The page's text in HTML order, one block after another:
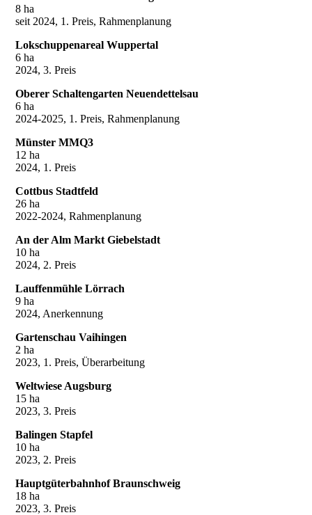
8 ha
seit 2024, 1. Preis, Rahmenplanung
Lokschuppenareal Wuppertal
6 ha
2024, 3. Preis
Oberer Schaltengarten Neuendettelsau
6 ha
2024-2025, 1. Preis, Rahmenplanung
Münster MMQ3
12 ha
2024, 1. Preis
Cottbus Stadtfeld
26 ha
2022-2024, Rahmenplanung
An der Alm Markt Giebelstadt
10 ha
2024, 2. Preis
Lauffenmühle Lörrach
9 ha
2024, Anerkennung
Gartenschau Vaihingen
2 ha
2023, 1. Preis, Überarbeitung
Weltwiese Augsburg
15 ha
2023, 3. Preis
Balingen Stapfel
10 ha
2023, 2. Preis
Hauptgüterbahnhof Braunschweig
18 ha
2023, 3. Preis